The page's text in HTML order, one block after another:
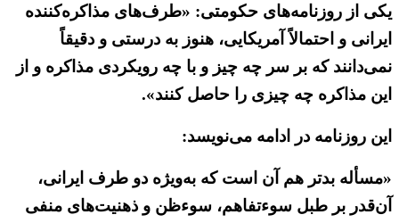
یکی از روزنامه‌های حکومتی: «طرف‌های مذاکره‌کننده
ایرانی و احتمالاً آمریکایی، هنوز به درستی و دقیقاً
نمی‌دانند که بر سر چه چیز و با چه رویکردی مذاکره و از
این مذاکره چه چیزی را حاصل کنند».
این روزنامه در ادامه می‌نویسد:
«مسأله بدتر هم آن است که به‌ویژه دو طرف ایرانی،
آن‌قدر بر طبل سوءتفاهم، سوءظن و ذهنیت‌های منفی